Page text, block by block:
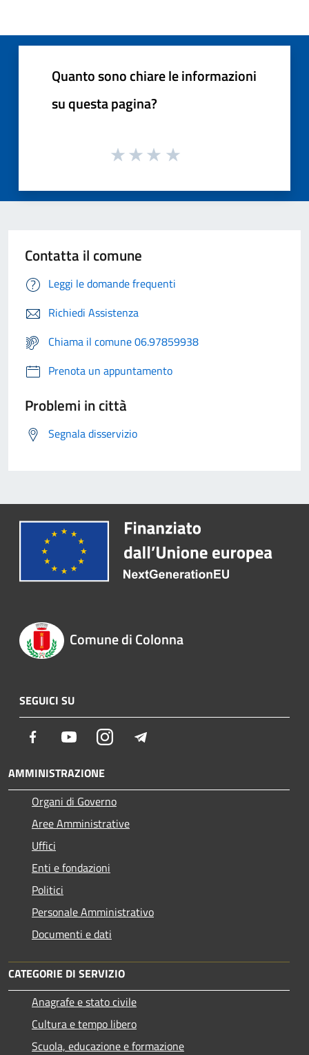
Quanto sono chiare le informazioni
su questa pagina?
Contatta il comune
Leggi le domande frequenti
Richiedi Assistenza
Chiama il comune 06.97859938
Prenota un appuntamento
Problemi in città
Segnala disservizio
Comune di Colonna
SEGUICI SU
Facebook YoutubeInstagram
AMMINISTRAZIONE
Organi di Governo
Aree Amministrative
Uffici
Enti e fondazioni
Politici
Personale Amministrativo
Documenti e dati
CATEGORIE DI SERVIZIO
Anagrafe e stato civile
Cultura e tempo libero
Scuola, educazione e formazione